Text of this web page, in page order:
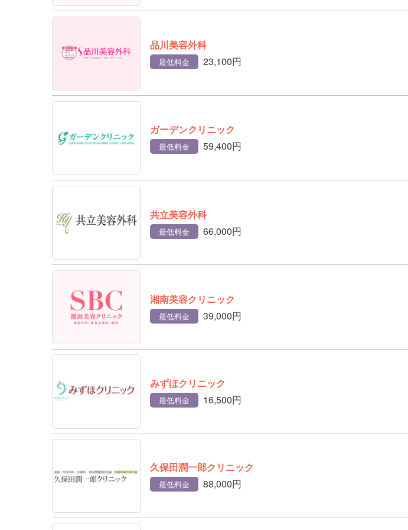
品川美容外科
最低料金 23,100円
ガーデンクリニック
最低料金 59,400円
共立美容外科
最低料金 66,000円
湘南美容クリニック
最低料金 39,000円
みずほクリニック
最低料金 16,500円
久保田潤一郎クリニック
最低料金 88,000円